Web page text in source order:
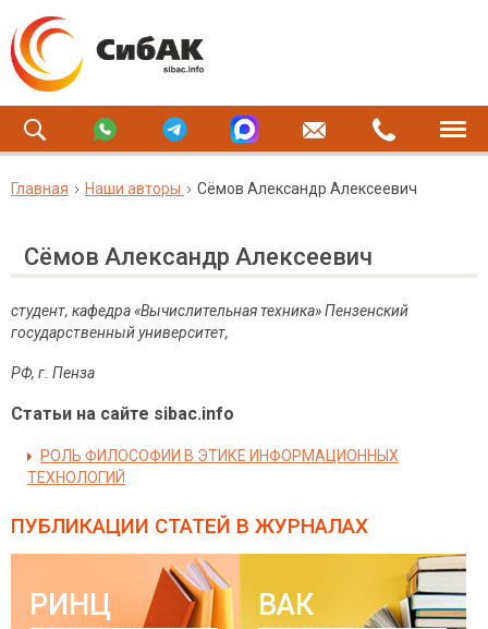
Главная Наши авторы Сёмов Александр Алексеевич
Сёмов Александр Алексеевич
студент, кафедра «Вычислительная техника» Пензенский
государственный университет,
РФ, г. Пенза
Статьи на сайте sibac.info
РОЛЬ ФИЛОСОФИИ В ЭТИКЕ ИНФОРМАЦИОННЫХ
ТЕХНОЛОГИЙ
ПУБЛИКАЦИИ СТАТЕЙ В ЖУРНАЛАХ
РИНЦ ВАК